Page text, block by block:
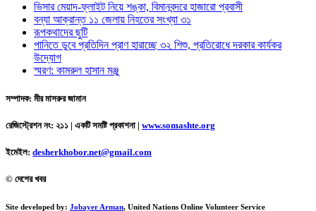
ভিসার মেয়াদ-ফ্লাইট নিয়ে শঙ্কা, বিমানবন্দরে হাজারো প্রবাসী
বন্যা আক্রান্ত ১১ জেলায় নিহতের সংখ্যা ৩১
রূপকথাদের ছুটি
পানিতে ডুবে প্রতিদিন প্রাণ হারাচ্ছে ৩২ শিশু, প্রতিরোধে দরকার কার্যকর
উদ্যোগ
স্মরণ: কামরুল হাসান মঞ্জু
সম্পাদক: মীর মাসরুর জামান
রেজিস্ট্রেশন নং: ২১১ | একটি সমষ্টি প্রকাশনা | www.somashte.org
ইমেইল: desherkhobor.net@gmail.com
© দেশের খবর
Site developed by: Jobayer Arman, United Nations Online Volunteer Service